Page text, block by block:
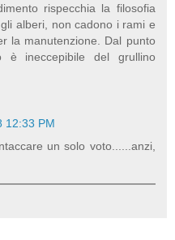
rispecchia la filosofia
alberi, non cadono i rami e
la manutenzione. Dal punto
è ineccepibile del grullino
12:33 PM
un solo voto......anzi,